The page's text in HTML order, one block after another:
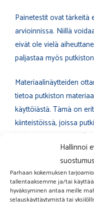
Hallinnoi
Parhaan kokemuksen
tallentaaksemme ja/tai
hyväksyminen antaa meille
selauskäyttäytymistä tai
Painetestit ovat tärkeitä
arvioinnissa. Niillä
eivät ole vielä
paljastaa myös
Materiaalinäytteiden
tietoa putkiston
käyttöiästä. Tämä on
kiinteistöissä, joissa
heikentyneet ajan myötä.
Ammattilaisen
putkiston kunnon
välineitä. Putkiasentaja